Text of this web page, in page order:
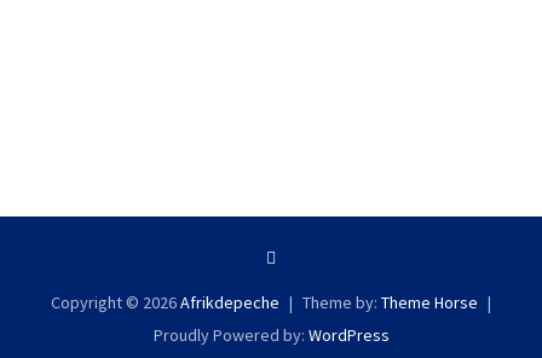
Copyright © 2026Afrikdepeche Theme by: Theme Horse
Proudly Powered by: WordPress